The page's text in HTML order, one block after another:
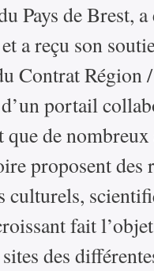
Pays de Brest,
a reçu son
Contrat Région
portail
de
proposent des
culturels,
fait
des